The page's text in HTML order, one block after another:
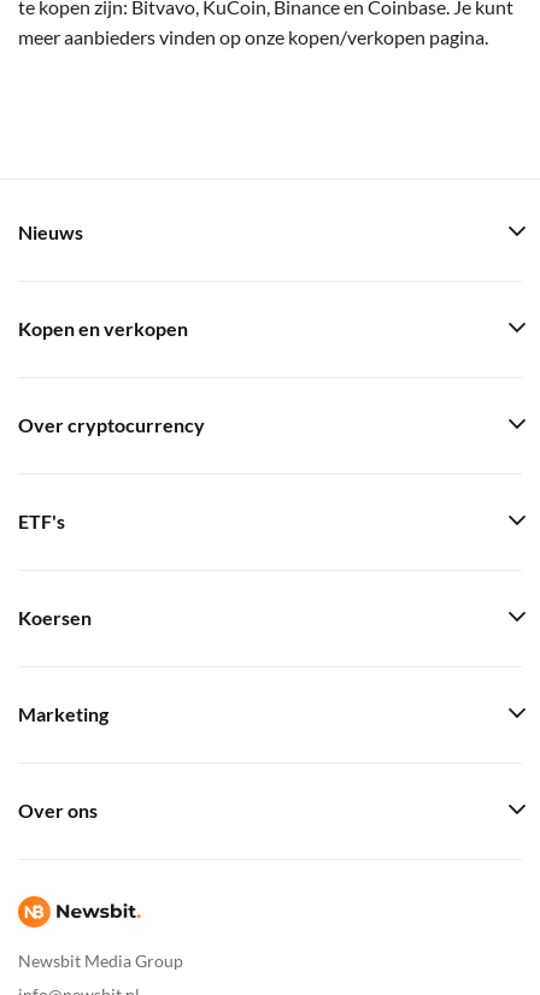
te kopen zijn: Bitvavo, KuCoin, Binance en Coinbase. Je kunt
meer aanbieders vinden op onze kopen/verkopen pagina.
Newsbit Media Group
Nieuws
Kopen en verkopen
Over cryptocurrency
ETF's
Koersen
Marketing
Over ons